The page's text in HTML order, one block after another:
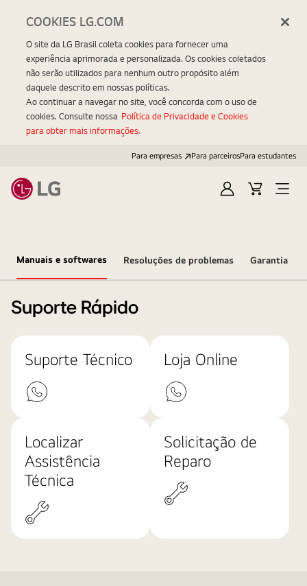
Para empresas Para parceirosPara estudantes
EntrarCarrinhoOpen
Manuais e softwares Resoluções de problemas Garantia
Suporte Rápido
Suporte Técnico Loja Online
Localizar
Assistência
Técnica
Solicitação de
Reparo
COOKIES LG.COM
O site da LG Brasil coleta cookies para fornecer uma
experiência aprimorada e personalizada. Os cookies coletados
não serão utilizados para nenhum outro propósito além
daquele descrito em nossas políticas.
Ao continuar a navegar no site, você concorda com o uso de
cookies. Consulte nossa Política de Privacidade e Cookies
para obter mais informações.